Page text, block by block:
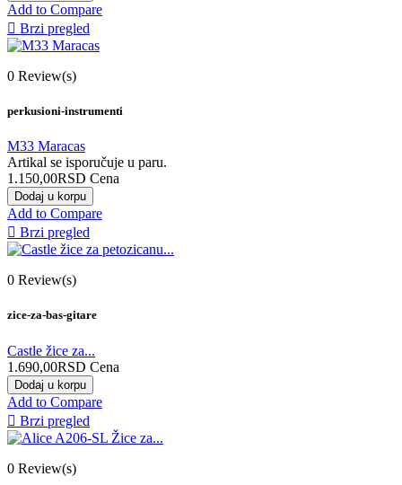
Add to Compare
 Brzi pregled
0 Review(s)
perkusioni-instrumenti
M33 Maracas
Artikal se isporučuje u paru.
1.150,00RSD Cena
Dodaj u korpu
Add to Compare
 Brzi pregled
0 Review(s)
zice-za-bas-gitare
Castle žice za...
1.690,00RSD Cena
Dodaj u korpu
Add to Compare
 Brzi pregled
0 Review(s)